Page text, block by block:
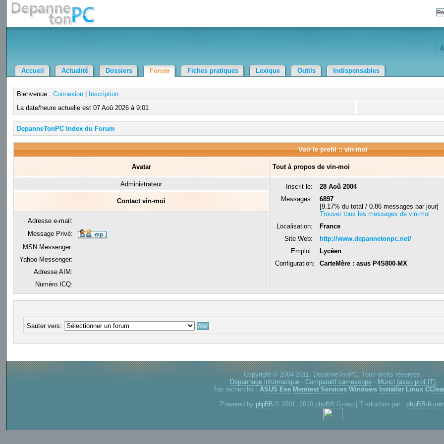
Accueil Actualité Dossiers Forum Fiches pratiques Lexique Outils Indispensables
Bienvenue : Connexion|
Inscription
La date/heure actuelle est 07 Aoû 2026 à 9:01
DepanneTonPC Index du Forum
Voir le profil :: vin-moi
Avatar Tout à propos de vin-moi
Administrateur Inscrit le:
28 Aoû 2004
Messages:
6897
[9.17% du total / 0.86 messages par jour]
Trouver tous les messages de vin-moi
Localisation:
France
Site Web:
http://www.depannetonpc.net/
Emploi:
Lycéen
Configuration:
CarteMère : asus P4S800-MX
Contact vin-moi
Adresse e-mail:
Message Privé:
MSN Messenger:
Yahoo Messenger:
Adresse AIM:
Numéro ICQ:
Sauter vers:
Copyright © 2004-2011. DepanneTonPC. Tous droits réservés.
Dépannage informatique -Comparatif camescope - Munci (asso prof.IT)
Top recherche : ASUS Eee Memtest Services Windows Installer Linux
Powered by phpBB © 2001, 2010 phpBB Group | Traduction par : phpBB-